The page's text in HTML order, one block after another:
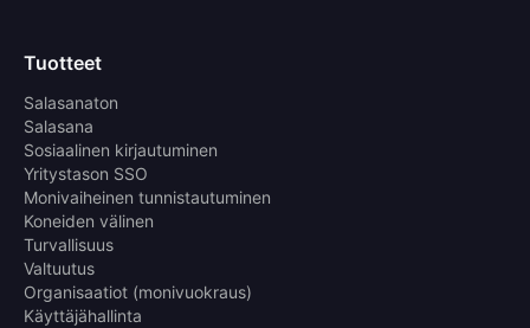
Tuotteet
Salasanaton
Salasana
Sosiaalinen kirjautuminen
Yritystason SSO
Monivaiheinen tunnistautuminen
Koneiden välinen
Turvallisuus
Valtuutus
Organisaatiot (monivuokraus)
Käyttäjähallinta